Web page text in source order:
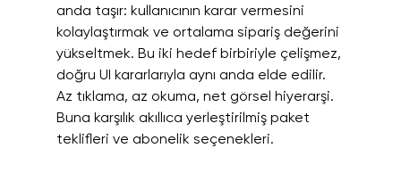
anda taşır: kullanıcının karar vermesini
kolaylaştırmak ve ortalama sipariş değerini
yükseltmek. Bu iki hedef birbiriyle çelişmez,
doğru UI kararlarıyla aynı anda elde edilir.
Az tıklama, az okuma, net görsel hiyerarşi.
Buna karşılık akıllıca yerleştirilmiş paket
teklifleri ve abonelik seçenekleri.